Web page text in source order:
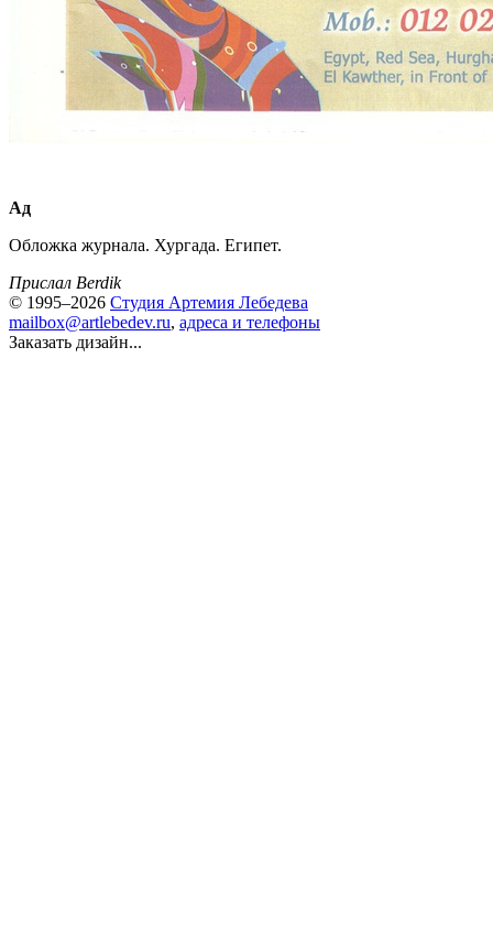
Ад
Обложка журнала. Хургада. Египет.
Прислал Berdik
© 1995–2026 Студия Артемия Лебедева
mailbox@artlebedev.ru, адреса и телефоны
Заказать дизайн...